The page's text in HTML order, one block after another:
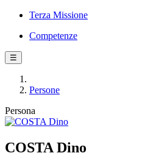
Terza Missione
Competenze
☰
Persone
Persona
COSTA Dino